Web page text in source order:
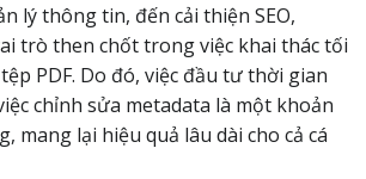
lý thông tin, đến cải thiện SEO,
trò then chốt trong việc khai thác tối
PDF. Do đó, việc đầu tư thời gian
chỉnh sửa metadata là một khoản
mang lại hiệu quả lâu dài cho cả cá